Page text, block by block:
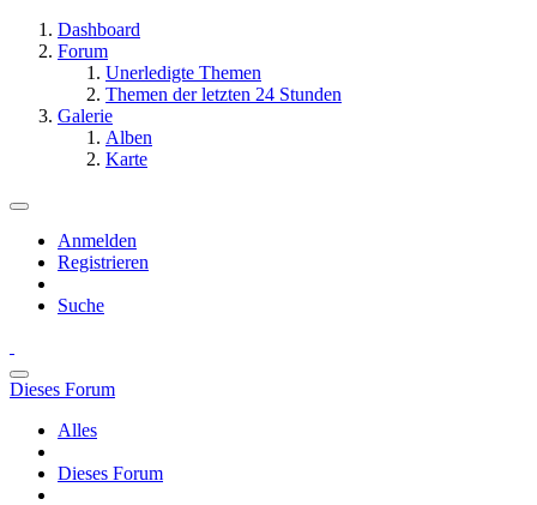
Dashboard
Forum
Unerledigte Themen
Themen der letzten 24 Stunden
Galerie
Alben
Karte
Anmelden
Registrieren
Suche
Dieses Forum
Alles
Dieses Forum